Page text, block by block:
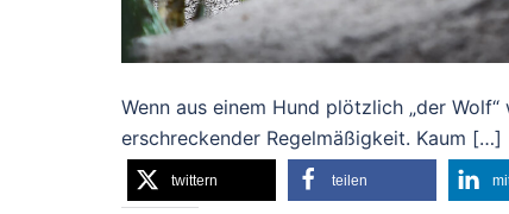
Wenn aus einem Hund plötzlich „der
erschreckender Regelmäßigkeit. Kaum […]
twittern teilen